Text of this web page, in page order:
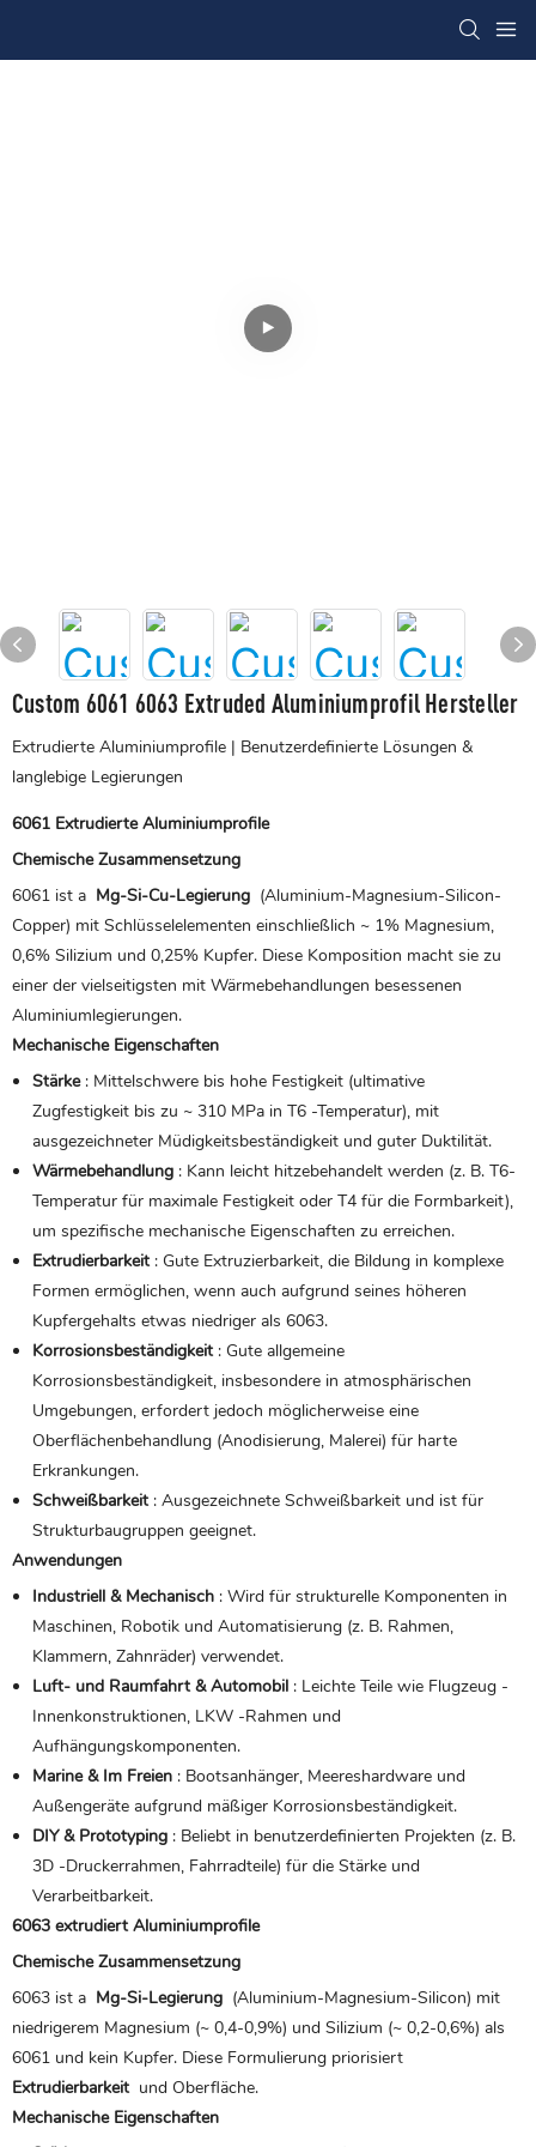
Custom 6061 6063 Extruded Aluminiumprofil Hersteller
Extrudierte Aluminiumprofile | Benutzerdefinierte Lösungen &
langlebige Legierungen
6061 Extrudierte Aluminiumprofile
Chemische Zusammensetzung
6061 ist a Mg-Si-Cu-Legierung (Aluminium-Magnesium-Silicon-
Copper) mit Schlüsselelementen einschließlich ~ 1% Magnesium,
0,6% Silizium und 0,25% Kupfer. Diese Komposition macht sie zu
einer der vielseitigsten mit Wärmebehandlungen besessenen
Aluminiumlegierungen.
Mechanische Eigenschaften
Stärke : Mittelschwere bis hohe Festigkeit (ultimative
Zugfestigkeit bis zu ~ 310 MPa in T6 -Temperatur), mit
ausgezeichneter Müdigkeitsbeständigkeit und guter Duktilität.
Wärmebehandlung : Kann leicht hitzebehandelt werden (z. B. T6-
Temperatur für maximale Festigkeit oder T4 für die Formbarkeit),
um spezifische mechanische Eigenschaften zu erreichen.
Extrudierbarkeit : Gute Extruzierbarkeit, die Bildung in komplexe
Formen ermöglichen, wenn auch aufgrund seines höheren
Kupfergehalts etwas niedriger als 6063.
Korrosionsbeständigkeit : Gute allgemeine
Korrosionsbeständigkeit, insbesondere in atmosphärischen
Umgebungen, erfordert jedoch möglicherweise eine
Oberflächenbehandlung (Anodisierung, Malerei) für harte
Erkrankungen.
Schweißbarkeit : Ausgezeichnete Schweißbarkeit und ist für
Strukturbaugruppen geeignet.
Anwendungen
Industriell & Mechanisch : Wird für strukturelle Komponenten in
Maschinen, Robotik und Automatisierung (z. B. Rahmen,
Klammern, Zahnräder) verwendet.
Luft- und Raumfahrt & Automobil : Leichte Teile wie Flugzeug -
Innenkonstruktionen, LKW -Rahmen und
Aufhängungskomponenten.
Marine & Im Freien : Bootsanhänger, Meereshardware und
Außengeräte aufgrund mäßiger Korrosionsbeständigkeit.
DIY & Prototyping : Beliebt in benutzerdefinierten Projekten (z. B.
3D -Druckerrahmen, Fahrradteile) für die Stärke und
Verarbeitbarkeit.
6063 extrudiertAluminiumprofile
Chemische Zusammensetzung
6063 ist a Mg-Si-Legierung (Aluminium-Magnesium-Silicon) mit
niedrigerem Magnesium (~ 0,4-0,9%) und Silizium (~ 0,2-0,6%) als
6061 und kein Kupfer. Diese Formulierung priorisiert
Extrudierbarkeit und Oberfläche.
Mechanische Eigenschaften